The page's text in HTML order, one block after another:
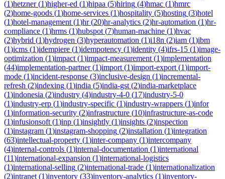
(1)hetzner(1)higher-ed (1)hipaa (5)hiring (4)hmac (1)hmrc
(2)home-goods (1)home-services (1)hospitality (5)hosting (3)hotel
(1)hotel-management (1)hr(20)hr-analytics (2)hr-automation (1)hr-
compliance (1)hrms (1)hubspot (7)human-machine (1)hvac
(2)hybrid (1)hydrogen (3)hyperautomation (1)i18n (2)iam (1)ibm
(1)icms (1)idempiere (1)idempotency (1)identity (4)ifrs-15 (1)image-
optimization (1)impact (1)impact-measurement (1)implementation
(44)implementation-partner(1)import (1)import-export (1)import-
mode (1)incident-response (3)inclusive-design (1)incremental-
refresh (2)indexing (1)india (5)india-gst (2)india-marketplace
(1)indonesia (2)industry (4)industry-4-0 (17)industry-5-0
(1)industry-erp (1)industry-specific (1)industry-wrappers (1)infor
(1)information-security (2)infrastructure (10)infrastructure-as-code
(1)infusionsoft (1)inp (1)insightly (1)insights (2)inspection
(1)instagram (1)instagram-shopping (2)installation (1)integration
(63)intellectual-property (1)inter-company (1)intercompany
(4)internal-controls (1)internal-documentation (1)international
(11)international-expansion (1)international-logistics
(1)international-selling (2)international-trade (1)internationalization
(2)intranet (1)inventory (33)inventory-analytics (1)inventory-